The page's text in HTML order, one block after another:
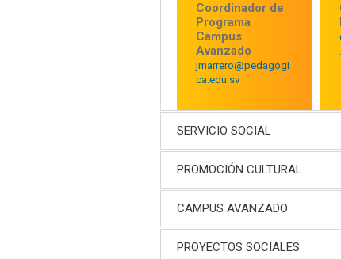
Coordinador de
Programa
Campus
Avanzado
jmarrero@pedagogi
ca.edu.sv
SERVICIO SOCIAL
PROMOCIÓN CULTURAL
CAMPUS AVANZADO
PROYECTOS SOCIALES